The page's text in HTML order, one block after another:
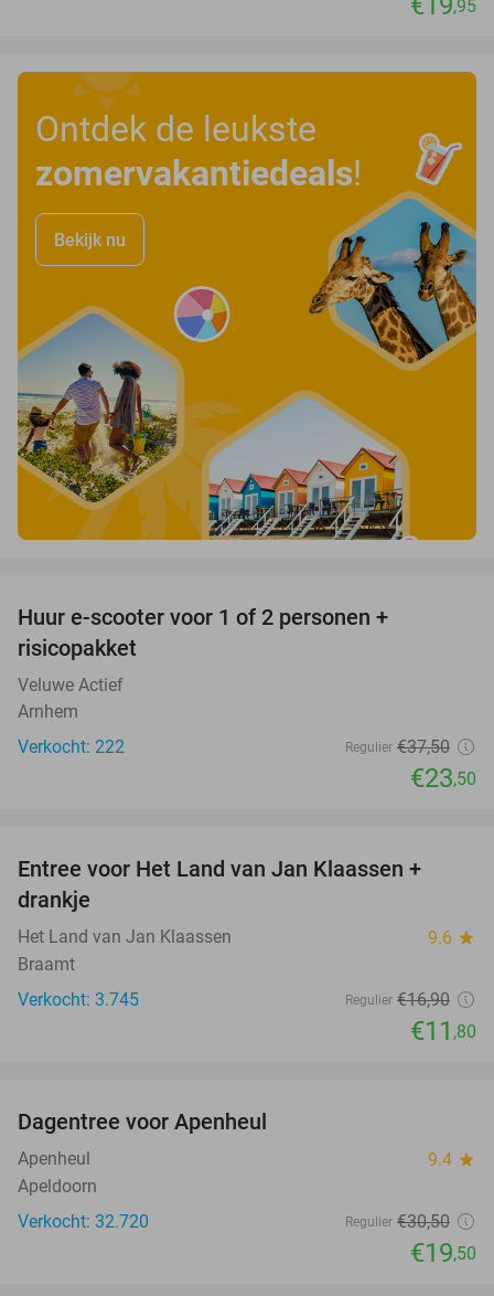
,95
Ontdek de leukste
zomervakantiedeals!
Bekijk nu
Huur e-scooter voor 1 of 2 personen +
risicopakket
Veluwe Actief
Arnhem
Verkocht: 222
Regulier €37,50
€23,50
Entree voor Het Land van Jan Klaassen +
drankje
Het Land van Jan Klaassen 9.6 star
Braamt
Verkocht: 3.745
Regulier €16,90
€11 ,80
Dagentree voor Apenheul
Apenheul 9.4 star
Apeldoorn
Verkocht: 32.720
Regulier €30,50
€19,50